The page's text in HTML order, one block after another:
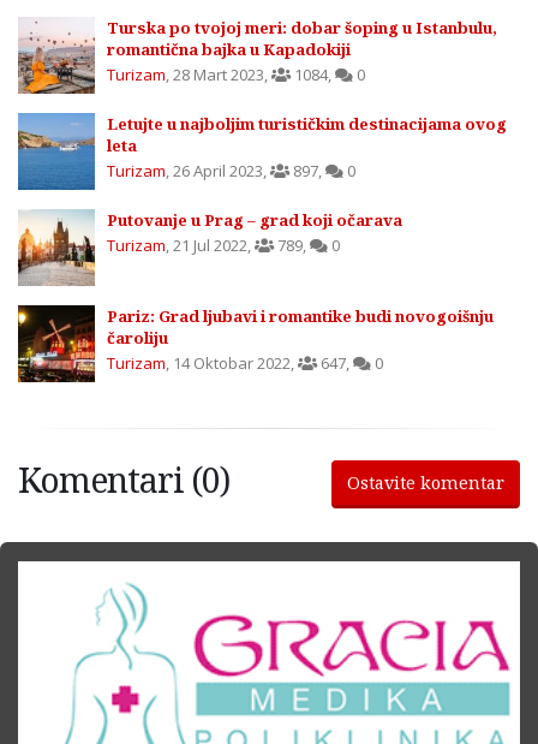
Turska po tvojoj meri: dobar šoping u Istanbulu,
romantična bajka u Kapadokiji
Turizam,28 Mart 2023, 1084, 0
Letujte u najboljim turističkim destinacijama ovog
leta
Turizam,26 April 2023, 897, 0
Putovanje u Prag – grad koji očarava
Turizam,21 Jul 2022, 789, 0
Pariz: Grad ljubavi i romantike budi novogoišnju
čaroliju
Turizam, 14 Oktobar 2022, 647, 0
Komentari (0) Ostavite komentar